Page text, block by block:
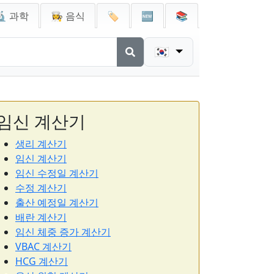
과학 👩‍🍳 음식 🏷️ 🆕 📚
🇰🇷
신 계산기
생리 계산기
임신 계산기
임신 수정일 계산기
수정 계산기
출산 예정일 계산기
배란 계산기
임신 체중 증가 계산기
VBAC 계산기
HCG 계산기